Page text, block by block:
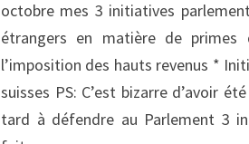
octobre mes 3 initiatives
étrangers en matière de primes
l’imposition des hauts revenus *
suisses PS: C’est bizarre d’avoir
tard à défendre au Parlement 3